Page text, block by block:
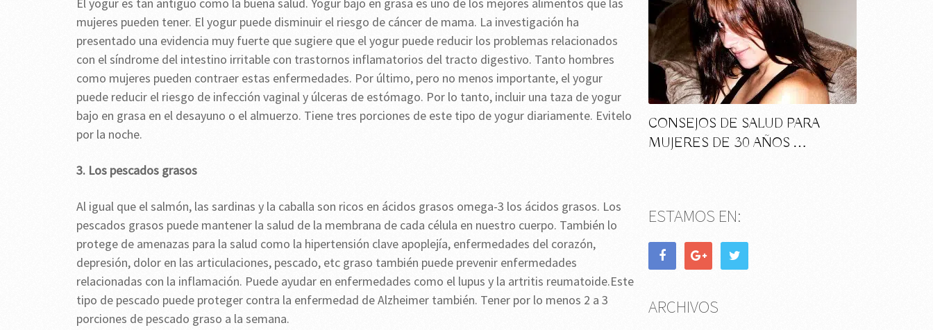
El yogur es tan antiguo como la buena salud. Yogur bajo en grasa es uno de los mejores alimentos que las
mujeres pueden tener. El yogur puede disminuir el riesgo de cáncer de mama. La investigación ha
presentado una evidencia muy fuerte que sugiere que el yogur puede reducir los problemas relacionados
con el síndrome del intestino irritable con trastornos inflamatorios del tracto digestivo. Tanto hombres
como mujeres pueden contraer estas enfermedades. Por último, pero no menos importante, el yogur
puede reducir el riesgo de infección vaginal y úlceras de estómago. Por lo tanto, incluir una taza de yogur
bajo en grasa en el desayuno o el almuerzo. Tiene tres porciones de este tipo de yogur diariamente. Evitelo
por la noche.
3. Los pescados grasos
Al igual que el salmón, las sardinas y la caballa son ricos en ácidos grasos omega-3 los ácidos grasos. Los
pescados grasos puede mantener la salud de la membrana de cada célula en nuestro cuerpo. También lo
protege de amenazas para la salud como la hipertensión clave apoplejía, enfermedades del corazón,
depresión, dolor en las articulaciones, pescado, etc graso también puede prevenir enfermedades
relacionadas con la inflamación. Puede ayudar en enfermedades como el lupus y la artritis reumatoide.Este
tipo de pescado puede proteger contra la enfermedad de Alzheimer también. Tener por lo menos 2 a 3
porciones de pescado graso a la semana.
CONSEJOS DE SALUD PARA
MUJERES DE 30 AÑOS …
ESTAMOS EN:
ARCHIVOS